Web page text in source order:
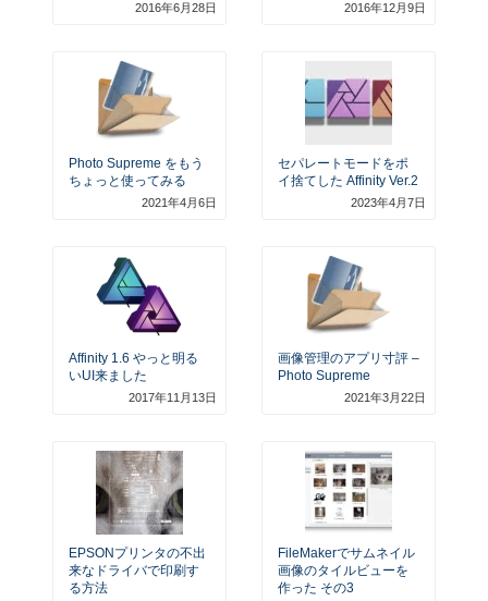
2016年6月28日 2016年12月9日
Photo Supreme をもう
ちょっと使ってみる
2021年4月6日
セパレートモードをポ
イ捨てした Affinity Ver.2
2023年4月7日
Affinity 1.6 やっと明る
いUI来ました
2017年11月13日
画像管理のアプリ寸評 –
Photo Supreme
2021年3月22日
EPSONプリンタの不出
来なドライバで印刷す
る方法
FileMakerでサムネイル
画像のタイルビューを
作った その3